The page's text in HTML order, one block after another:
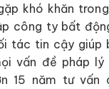
khó khăn
công ty bất
tác tin cậy giúp
vấn đề pháp lý
15 năm tư vấn